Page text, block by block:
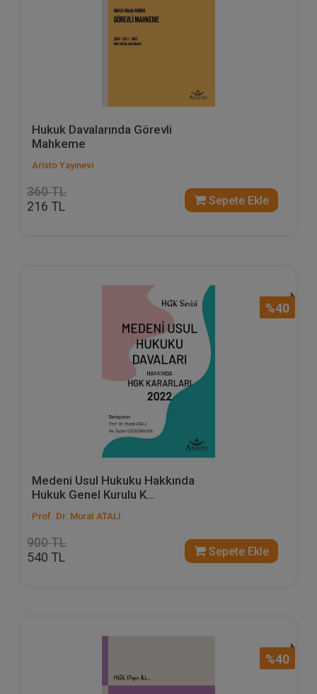
Hukuk Davalarında Görevli
Mahkeme
Aristo Yayınevi
360 TL
216 TL Sepete Ekle
%40
Medeni Usul Hukuku Hakkında
Hukuk Genel Kurulu K...
Prof. Dr. Murat ATALI
900 TL
540 TL Sepete Ekle
%40